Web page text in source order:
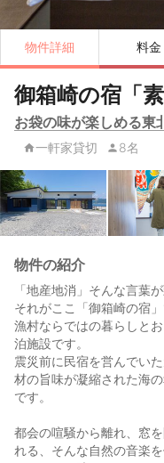
物件詳細 料金
御箱崎の宿「
お袋の味が楽しめる東
一軒家貸切 8名
物件の紹介
「地産地消」そんな言葉
それがここ「御箱崎の宿」
漁村ならではの暮らしと
泊施設です。
震災前に民宿を営んでい
材の旨味が凝縮された海
です。
都会の喧騒から離れ、窓
れる、そんな自然の音楽を